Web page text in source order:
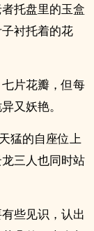
托盘里的玉盒
衬托着的花
片花瓣，但每
又妖艳。
猛的自座位上
三人也同时站
些见识，认出